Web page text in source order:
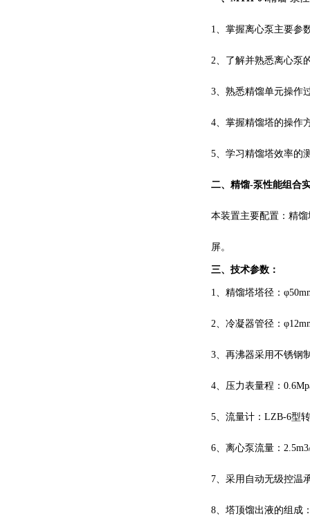
1、掌握离心泵主要参
2、了解并熟悉离心泵
3、熟悉精馏单元操作
4、掌握精馏塔的操作
5、学习精馏塔效率的
二、 精馏-泵性能组合
本装置主要配置：精
屏。
三、技术参数：
1、精馏塔塔径：
2、冷凝器管径：
3、再沸器采用不锈钢
4、压力表量程：
5、流量计：LZB-6型
6、离心泵流量：
7、采用自动无级控温
8、塔顶馏出液的组成